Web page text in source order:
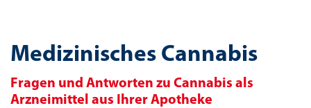
Medizinisches Cannabis
Fragen und Antworten zu Cannabis als
Arzneimittel aus Ihrer Apotheke